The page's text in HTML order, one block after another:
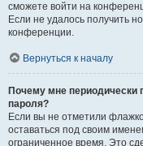
сможете войти на
Если не удалось получить
конференции.
Вернуться к началу
Почему мне периодически
пароля?
Если вы не отметили
оставаться под своим
ограниченное время. Это